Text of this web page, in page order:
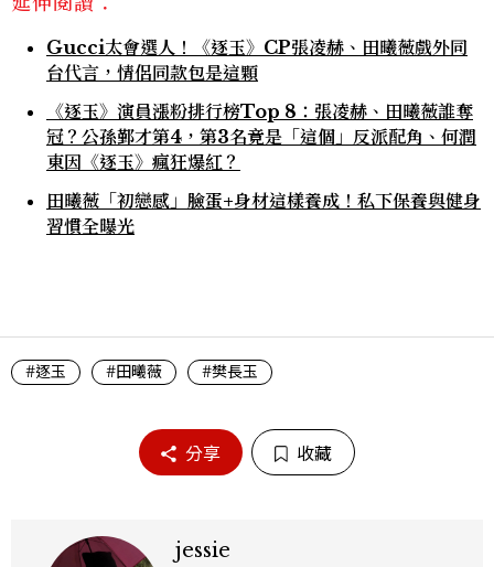
Gucci太會選人！《逐玉》CP張凌赫、田曦薇戲外同
台代言，情侶同款包是這顆
《逐玉》演員漲粉排行榜Top 8：張凌赫、田曦薇誰奪
冠？公孫鄞才第4，第3名竟是「這個」反派配角、何潤
東因《逐玉》瘋狂爆紅？
田曦薇「初戀感」臉蛋+身材這樣養成！私下保養與健身
習慣全曝光
#逐玉 #田曦薇 #樊長玉
分享 收藏
jessie